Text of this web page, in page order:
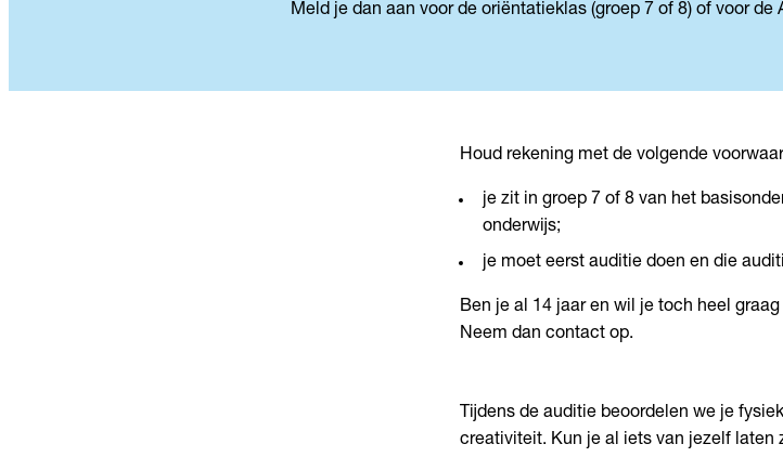
Meld je dan aan voor de oriëntatieklas (groep 7 of 8) of voor
Houd rekening met de volgende
je zit in groep 7 of 8 van het
onderwijs;
je moet eerst auditie doen en die
Ben je al 14 jaar en wil je toch heel
Neem dan contact op.
Tijdens de auditie beoordelen we je
creativiteit. Kun je al iets van jezelf laten